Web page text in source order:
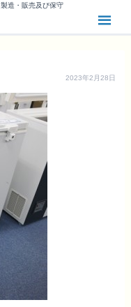
造・販売及び保守
2023年2月28日